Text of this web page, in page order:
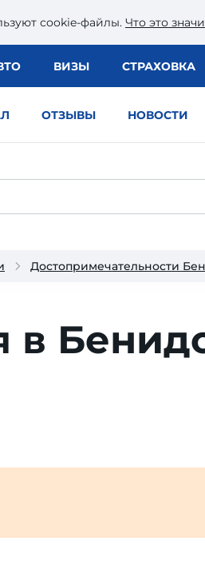
сookie-файлы. Что это
ВИЗЫ СТРАХОВКА
ОТЗЫВЫ НОВОСТИ
Достопримечательности
в